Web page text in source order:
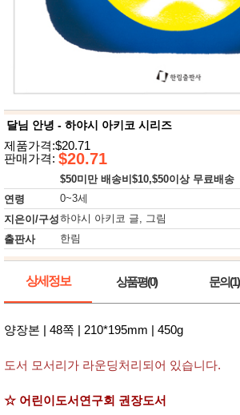
메이크
어/향수
남성화
장품
미용제
품
주방가
계절/생
활가전
건강가
전
주 명품식
드
기
조리용
품
품
품 공식품
쌀/잡곡/
달님 안녕 - 하야시 아키코 시리즈
제품가격:$20.71
판매가격: $20.71
$50미만 배송비$10,$50이상 무료배송
연령
0~3세
지은이/구성하야시 아키코 글, 그림
출판사
한림
상세정보 상품평(0) 문의(1)
양장본 | 48쪽 | 210*195mm | 450g
도서 모서리가 라운딩처리되어 있습니다.
☆ 어린이도서연구회 권장도서